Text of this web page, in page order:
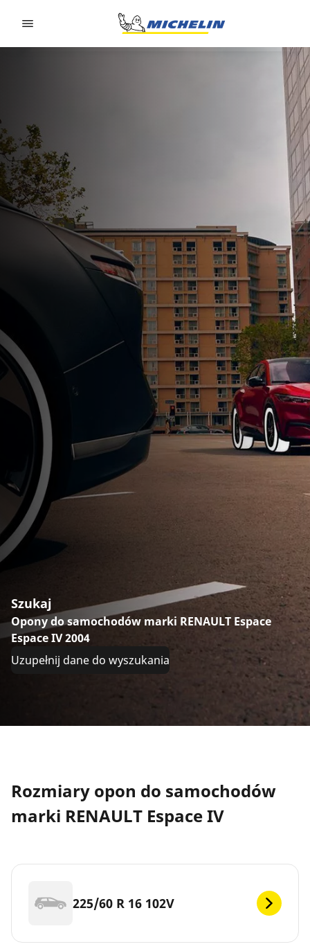
Szukaj
Opony do samochodów marki RENAULT Espace
Espace IV 2004
Uzupełnij dane do wyszukania
Rozmiary opon do samochodów
marki RENAULT Espace IV
225/60 R 16 102V